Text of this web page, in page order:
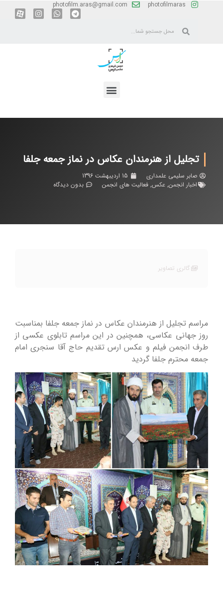
photofilmaras
photofilm.aras@gmail.com
تجلیل از هنرمندان عکاس در نماز جمعه جلفا
صابر سلیمی علمداری
15 اردیبهشت 1396
اخبار انجمن, عکس, فعالیت های انجمن بدون دیدگاه
گالری تصاویر
مراسم تجلیل از هنرمندان عکاس در نماز جمعه جلفا بمناسبت
روز جهانی عکاسی، همچنین در این مراسم تابلوی عکسی از
طرف انجمن فیلم و عکس ارس تقدیم حاج آقا سنجری امام
جمعه محترم جلفا گردید